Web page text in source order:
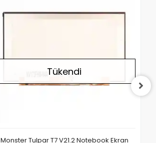
Tükendi
Monster Tulpar T7 V21.2 Notebook Ekran